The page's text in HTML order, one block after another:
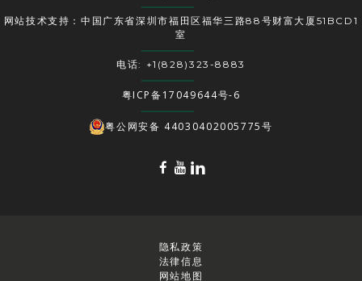
网站技术支持：中国广东省深圳市福田区福华三路88号财富大厦51BCD1
室
电话: +1(828)323-8883
粤ICP备17049644号-6
粤公网安备 44030402005775号
隐私政策
法律信息
网站地图